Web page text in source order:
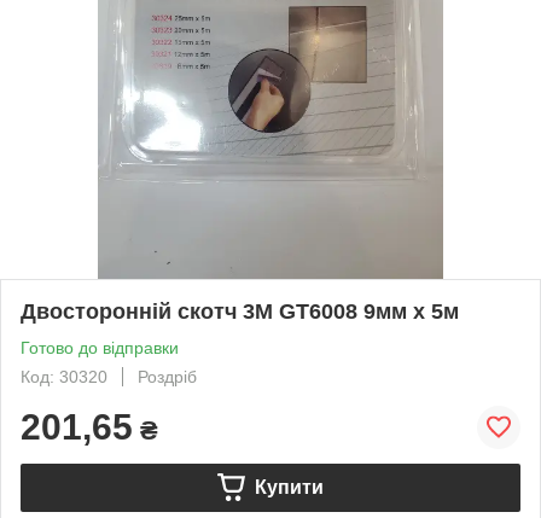
Двосторонній скотч 3М GT6008 9мм х 5м
Готово до відправки
Код: 30320
Роздріб
201,65 ₴
Купити